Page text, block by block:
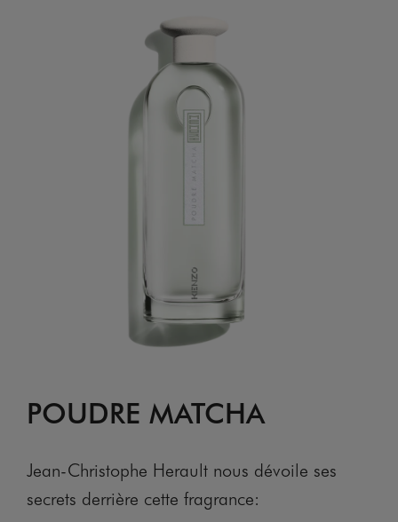
POUDRE MATCHA
Jean-Christophe Herault nous dévoile ses
secrets derrière cette fragrance: